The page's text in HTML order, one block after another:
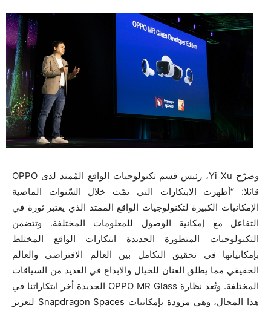
وصرّح Yi Xu، رئيس قسم تكنولوجيات الواقع المُمتد لدى OPPO
قائلا: “أظهرت الابتكارات التي تمّت خلال السّنوات الماضية
الإمكانيات الكبيرة لتكنولوجيات الواقع الممتد الذي يعتبر ثورة في
التفاعل مع إمكانية الوصول للمعلومات المختلفة. وتتضمن
التكنولوجيات المتطورة الجديدة ابتكارات الواقع المختلط
بإمكانياتها في تحقيق التكامل بين العالم الافتراضي والعالم
الحقيقي مما يطلق العنان للخيال والابداع في العديد من السياقات
المختلفة. وتُعد نظارة OPPO MR Glass الجديدة أخر ابتكاراتنا في
هذا المجال، وهي مزودة بإمكانيات Snapdragon Spaces لتعزيز